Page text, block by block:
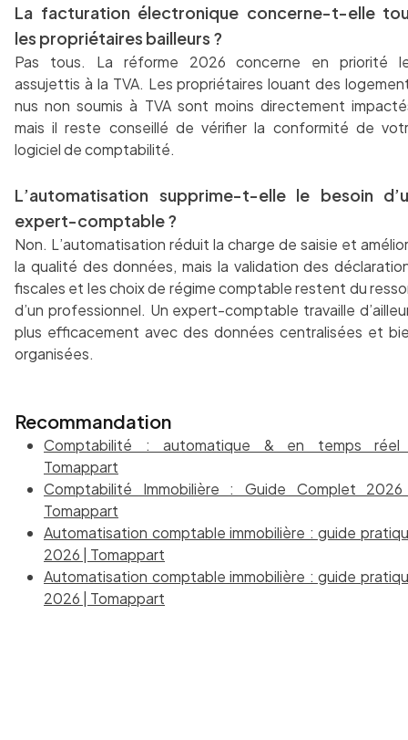
La facturation électronique concerne-t-elle
les propriétaires bailleurs ?
Pas tous. La réforme 2026 concerne en priorité
assujettis à la TVA. Les propriétaires louant des
nus non soumis à TVA sont moins directement
mais il reste conseillé de vérifier la conformité de
logiciel de comptabilité.
L’automatisation supprime-t-elle le besoin
expert-comptable ?
Non. L’automatisation réduit la charge de saisie et
la qualité des données, mais la validation des
fiscales et les choix de régime comptable restent du
d’un professionnel. Un expert-comptable travaille
plus efficacement avec des données centralisées et
organisées.
Recommandation
Comptabilité : automatique & en temps
Tomappart
Comptabilité Immobilière : Guide Complet
Tomappart
Automatisation comptable immobilière : guide
2026 | Tomappart
Automatisation comptable immobilière : guide
2026 | Tomappart